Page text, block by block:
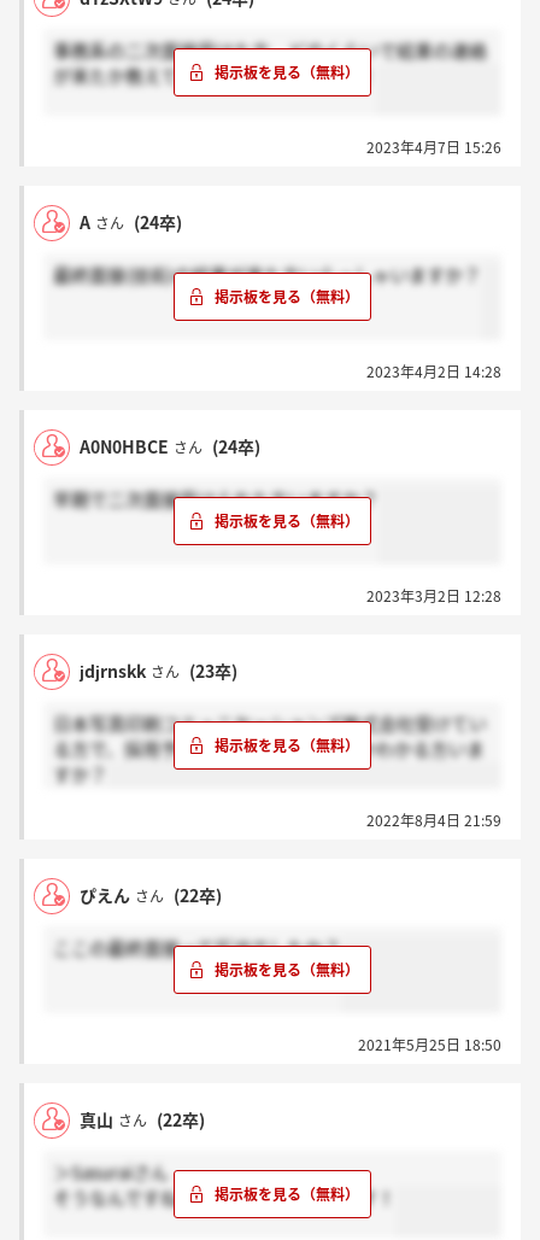
事務系の二次面接受けた方、どのくらいで結果の連絡
が来たか教えていただきたいです、、！
2023年4月7日 15:26
A さん (24卒)
最終面接(技術)の結果が来た方いらっしゃいますか？
2023年4月2日 14:28
A0N0HBCE さん (24卒)
早期で二次面接受けられた方いますか？
2023年3月2日 12:28
jdjrnskk さん (23卒)
日本写真印刷コミュニケーションズ株式会社受けてい
る方で、採用予定人数って何人くらいかわかる方いま
すか？
2022年8月4日 21:59
ぴえん さん (22卒)
ここの最終面接って圧迫でしたか？
2021年5月25日 18:50
真山 さん (22卒)
＞Sasuraiさん
そうなんですね、ありがとうございます！